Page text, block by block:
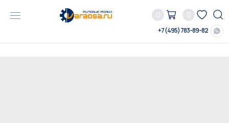
0 0
+7 (495) 783-89-82